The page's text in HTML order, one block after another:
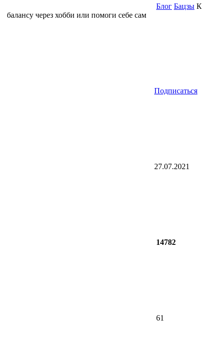
Блог Бацзы К
балансу через хобби или помоги себе сам
Подписаться
27.07.2021
14782
61